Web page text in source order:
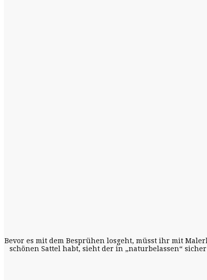
Bevor es mit dem Besprühen losgeht, müsst ihr mit
schönen Sattel habt, sieht der in „naturbelassen“